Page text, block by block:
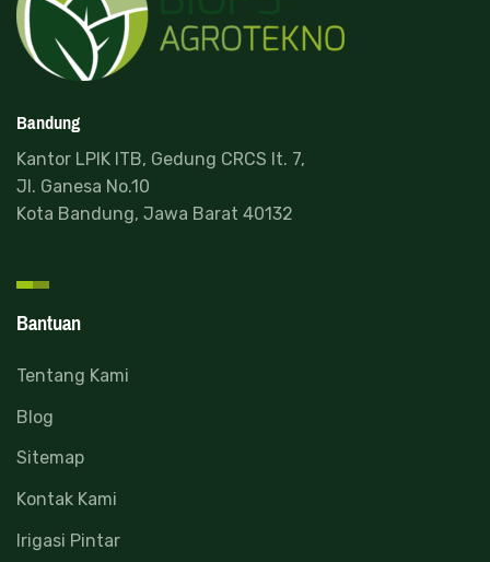
Bandung
Kantor LPIK ITB, Gedung CRCS lt. 7,
Jl. Ganesa No.10
Kota Bandung, Jawa Barat 40132
Bantuan
Tentang Kami
Blog
Sitemap
Kontak Kami
Irigasi Pintar